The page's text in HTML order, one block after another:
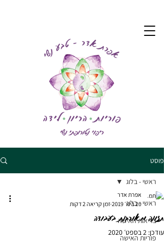
פוסט
ראשי - בלוג
בריאות האישה
פוריות האישה
ראשי - בלוג
תזונה מאורגנת בעבודה
אפרת אדר
20 בינו׳ 2019
זמן קריאה 2 דקות
עודכן: 2 בספט׳ 2020